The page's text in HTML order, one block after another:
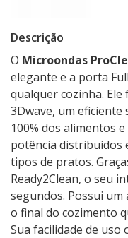
Descrição
O Microondas
elegante e a porta
qualquer cozinha.
3Dwave, um eficiente
100% dos alimentos
potência distribuídos
tipos de pratos.
Ready2Clean, o seu
segundos. Possui
o final do cozimento
Sua facilidade de